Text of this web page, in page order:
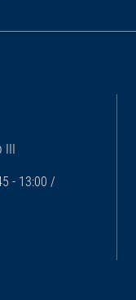
- 13:00 /